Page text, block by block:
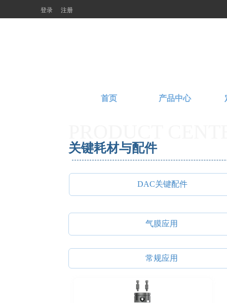
登录 注册
首页 产品中心
关键耗材与配件
DAC关键配件
气膜应用
常规应用